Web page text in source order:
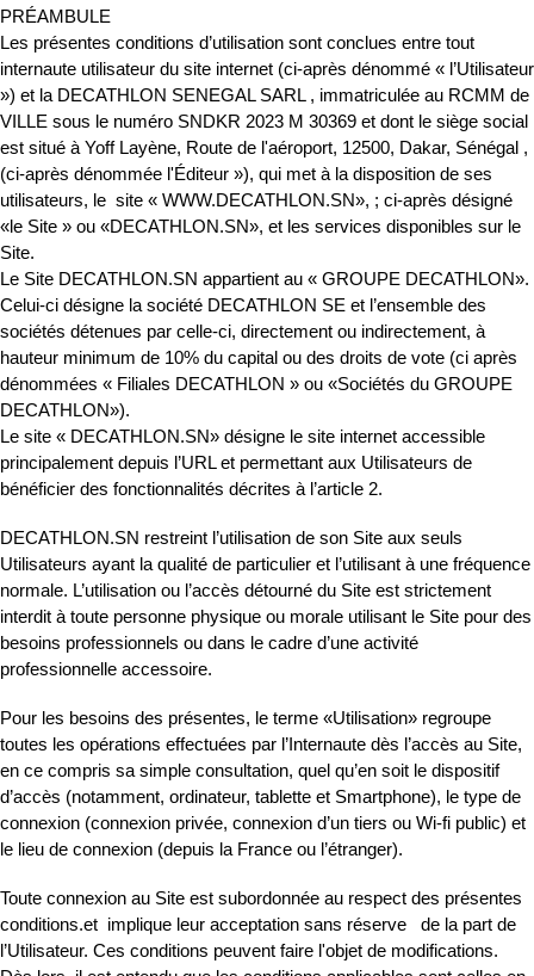
PRÉAMBULE
Les présentes conditions d’utilisation sont conclues entre tout
internaute utilisateur du site internet (ci-après dénommé « l’Utilisateur
») et la DECATHLON SENEGAL SARL , immatriculée au RCMM de
VILLE sous le numéro SNDKR 2023 M 30369 et dont le siège social
est situé à Yoff Layène, Route de l'aéroport, 12500, Dakar, Sénégal ,
(ci-après dénommée l'Éditeur »), qui met à la disposition de ses
utilisateurs, le site « WWW.DECATHLON.SN», ; ci-après désigné
«le Site » ou «DECATHLON.SN», et les services disponibles sur le
Site.
Le Site DECATHLON.SN appartient au « GROUPE DECATHLON».
Celui-ci désigne la société DECATHLON SE et l’ensemble des
sociétés détenues par celle-ci, directement ou indirectement, à
hauteur minimum de 10% du capital ou des droits de vote (ci après
dénommées « Filiales DECATHLON » ou «Sociétés du GROUPE
DECATHLON»).
Le site « DECATHLON.SN» désigne le site internet accessible
principalement depuis l’URL et permettant aux Utilisateurs de
bénéficier des fonctionnalités décrites à l’article 2.
DECATHLON.SN restreint l’utilisation de son Site aux seuls
Utilisateurs ayant la qualité de particulier et l’utilisant à une fréquence
normale. L’utilisation ou l’accès détourné du Site est strictement
interdit à toute personne physique ou morale utilisant le Site pour des
besoins professionnels ou dans le cadre d’une activité
professionnelle accessoire.
Pour les besoins des présentes, le terme «Utilisation» regroupe
toutes les opérations effectuées par l’Internaute dès l’accès au Site,
en ce compris sa simple consultation, quel qu’en soit le dispositif
d’accès (notamment, ordinateur, tablette et Smartphone), le type de
connexion (connexion privée, connexion d’un tiers ou Wi-fi public) et
le lieu de connexion (depuis la France ou l’étranger).
Toute connexion au Site est subordonnée au respect des présentes
conditions.et implique leur acceptation sans réserve de la part de
l’Utilisateur. Ces conditions peuvent faire l'objet de modifications.